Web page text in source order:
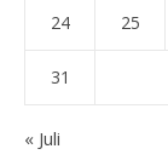
24 25
31
« Juli